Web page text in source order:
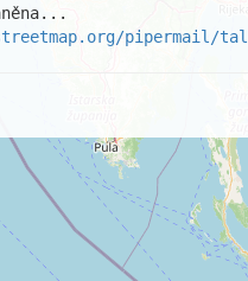
pipermail/talk-